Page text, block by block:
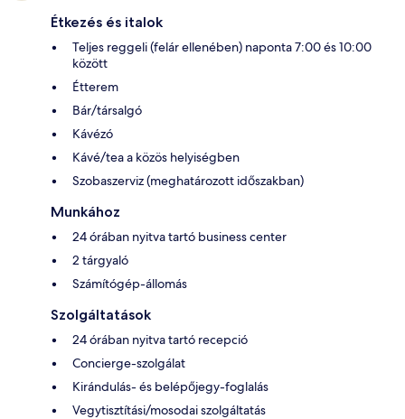
Étkezés és italok
Teljes reggeli (felár ellenében) naponta 7:00 és 10:00
között
Étterem
Bár/társalgó
Kávézó
Kávé/tea a közös helyiségben
Szobaszerviz (meghatározott időszakban)
Munkához
24 órában nyitva tartó business center
2 tárgyaló
Számítógép-állomás
Szolgáltatások
24 órában nyitva tartó recepció
Concierge-szolgálat
Kirándulás- és belépőjegy-foglalás
Vegytisztítási/mosodai szolgáltatás